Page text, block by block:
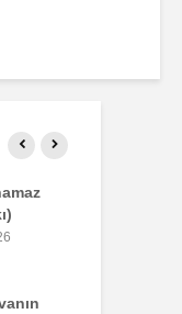
51 Baxış